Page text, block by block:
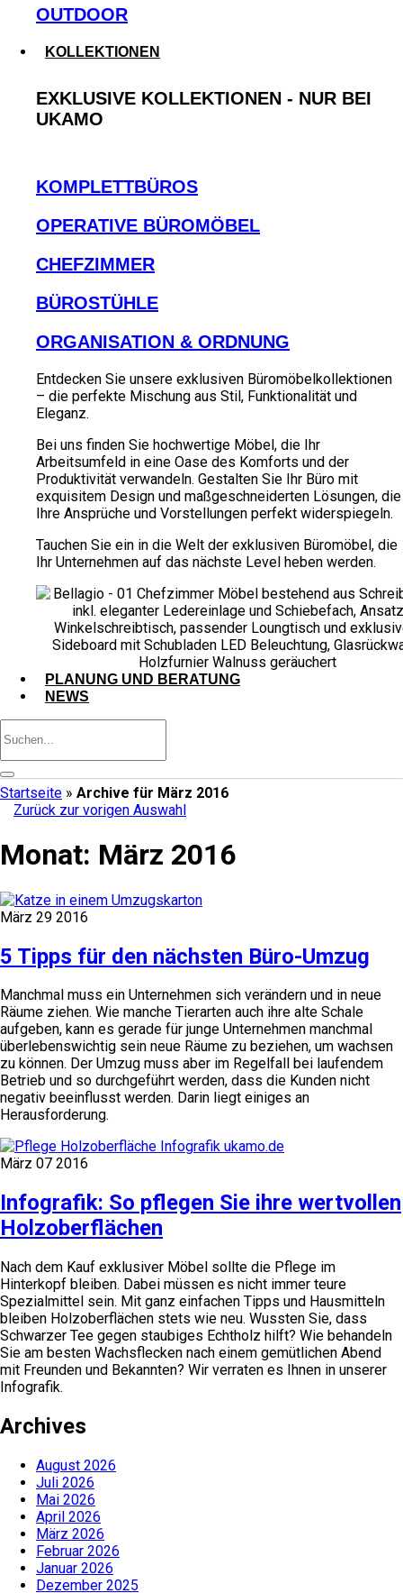
OUTDOOR
KOLLEKTIONEN
EXKLUSIVE KOLLEKTIONEN - NUR BEI
UKAMO
KOMPLETTBÜROS
OPERATIVE BÜROMÖBEL
CHEFZIMMER
BÜROSTÜHLE
ORGANISATION & ORDNUNG
Entdecken Sie unsere exklusiven Büromöbelkollektionen
– die perfekte Mischung aus Stil, Funktionalität und
Eleganz.
Bei uns finden Sie hochwertige Möbel, die Ihr
Arbeitsumfeld in eine Oase des Komforts und der
Produktivität verwandeln. Gestalten Sie Ihr Büro mit
exquisitem Design und maßgeschneiderten Lösungen, die
Ihre Ansprüche und Vorstellungen perfekt widerspiegeln.
Tauchen Sie ein in die Welt der exklusiven Büromöbel, die
Ihr Unternehmen auf das nächste Level heben werden.
PLANUNG UND BERATUNG
NEWS
Startseite » Archive für März 2016
Zurück zur vorigen Auswahl
Monat: März 2016
März 29 2016
5 Tipps für den nächsten Büro-Umzug
Manchmal muss ein Unternehmen sich verändern und in neue
Räume ziehen. Wie manche Tierarten auch ihre alte Schale
aufgeben, kann es gerade für junge Unternehmen manchmal
überlebenswichtig sein neue Räume zu beziehen, um wachsen
zu können. Der Umzug muss aber im Regelfall bei laufendem
Betrieb und so durchgeführt werden, dass die Kunden nicht
negativ beeinflusst werden. Darin liegt einiges an
Herausforderung.
März 07 2016
Infografik: So pflegen Sie ihre wertvollen
Holzoberflächen
Nach dem Kauf exklusiver Möbel sollte die Pflege im
Hinterkopf bleiben. Dabei müssen es nicht immer teure
Spezialmittel sein. Mit ganz einfachen Tipps und Hausmitteln
bleiben Holzoberflächen stets wie neu. Wussten Sie, dass
Schwarzer Tee gegen staubiges Echtholz hilft? Wie behandeln
Sie am besten Wachsflecken nach einem gemütlichen Abend
mit Freunden und Bekannten? Wir verraten es Ihnen in unserer
Infografik.
Archives
August 2026
Juli 2026
Mai 2026
April 2026
März 2026
Februar 2026
Januar 2026
Dezember 2025